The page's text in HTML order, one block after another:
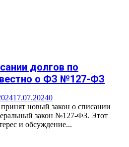
долгов по
о ФЗ №127-ФЗ
17.07.20240
новый закон о списании
закон №127-ФЗ. Этот
и обсуждение...